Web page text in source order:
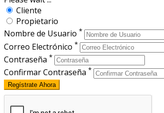
Cliente
Propietario
Nombre de Usuario *
Correo Electrónico *
Contraseña *
Confirmar Contraseña *
Regístrate Ahora